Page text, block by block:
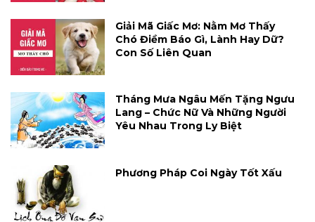
Giải Mã Giấc Mơ: Nằm Mơ Thấy
Chó Điềm Báo Gì, Lành Hay Dữ?
Con Số Liên Quan
Tháng Mưa Ngâu Mến Tặng Ngưu
Lang – Chức Nữ Và Những Người
Yêu Nhau Trong Ly Biệt
Phương Pháp Coi Ngày Tốt Xấu